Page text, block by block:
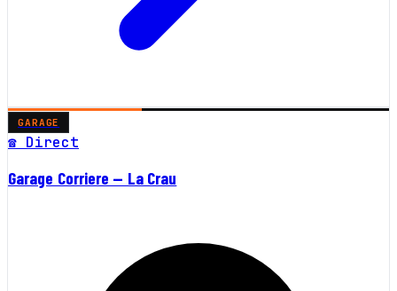
GARAGE
☎ Direct
Garage Corriere — La Crau